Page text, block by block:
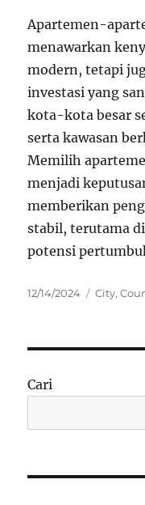
Apartemen-
menawarkan
modern, tetapi
investasi yang
kota-kota besar
serta kawasan
Memilih
menjadi
memberikan
stabil, terutama
potensi
Posted
12/14/2024 City,
Cari